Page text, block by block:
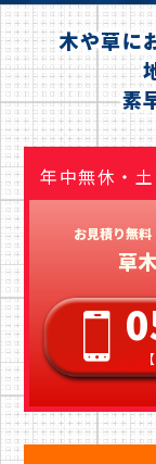
木や草に
素
年中無休・
お見積り無
草